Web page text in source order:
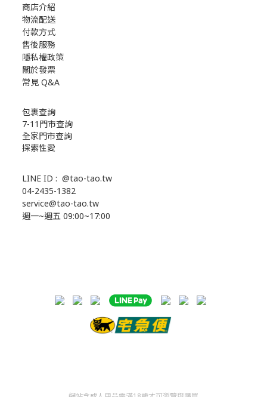
商店介紹
物流配送
付款方式
售後服務
隱私權政策
關於發票
常見 Q&A
包裹查詢
7-11門市查詢
全家門市查詢
探索性愛
LINE ID : @tao-tao.tw
04-2435-1382
service@tao-tao.tw
週一~週五 09:00~17:00